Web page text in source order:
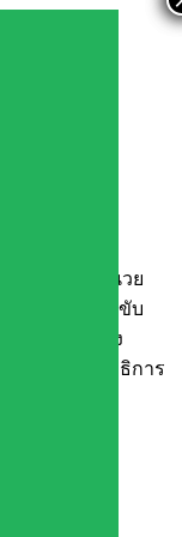
สุข รองผู้อำนวย
าร่วมประชุมขับ
ารศึกษา ของ
นท์ รองเลขาธิการ